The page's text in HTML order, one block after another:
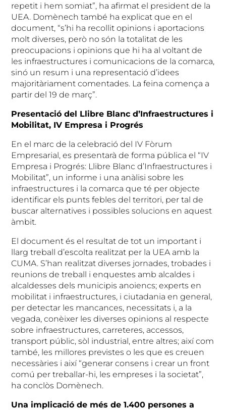
repetit i hem somiat”, ha afirmat el president de la
UEA. Domènech també ha explicat que en el
document, “s’hi ha recollit opinions i aportacions
molt diverses, però no són la totalitat de les
preocupacions i opinions que hi ha al voltant de
les infraestructures i comunicacions de la comarca,
sinó un resum i una representació d’idees
majoritàriament comentades. La feina comença a
partir del 19 de març”.
Presentació del Llibre Blanc d’Infraestructures i
Mobilitat, IV Empresa i Progrés
En el marc de la celebració del IV Fòrum
Empresarial, es presentarà de forma pública el “IV
Empresa i Progrés: Llibre Blanc d’Infraestructures i
Mobilitat”, un informe i una anàlisi sobre les
infraestructures i la comarca que té per objecte
identificar els punts febles del territori, per tal de
buscar alternatives i possibles solucions en aquest
àmbit.
El document és el resultat de tot un important i
llarg treball d’escolta realitzat per la UEA amb la
CUMA. S’han realitzat diverses jornades, trobades i
reunions de treball i enquestes amb alcaldes i
alcaldesses dels municipis anoiencs; experts en
mobilitat i infraestructures, i ciutadania en general,
per detectar les mancances, necessitats i, a la
vegada, conèixer les diverses opinions al respecte
sobre infraestructures, carreteres, accessos,
transport públic, sòl industrial, entre altres; així com
també, les millores previstes o les que es creuen
necessàries i així “generar consens i crear un front
comú per treballar-hi, les empreses i la societat”,
ha conclòs Domènech.
Una implicació de més de 1.400 persones a